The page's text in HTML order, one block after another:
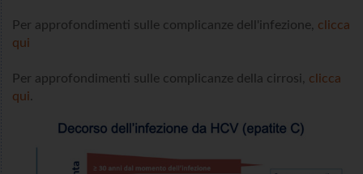
Per approfondimenti sulle complicanze dell'infezione, clicca
qui
Per approfondimenti sulle complicanze della cirrosi, clicca
qui.